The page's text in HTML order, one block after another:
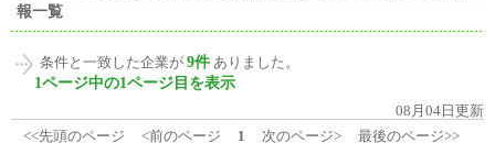
報一覧
条件と一致した企業が 9件 ありました。
1ページ中の1ページ目を表示
08月04日更新
<<先頭のページ
<前のページ 1 次のページ> 最後のページ>>